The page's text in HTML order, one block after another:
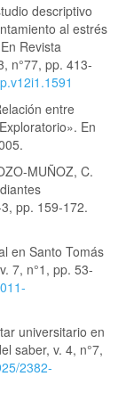
descriptivo
al estrés
Revista
n°77, pp. 413-
entre
En
MUÑOZ, C.
pp. 159-172.
en Santo Tomás
7, n°1, pp. 53-
universitario en
saber, v. 4, n°7,
2382-